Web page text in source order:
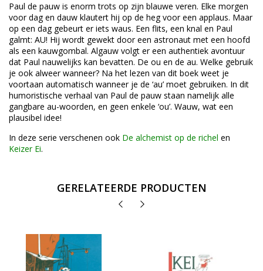
Paul de pauw is enorm trots op zijn blauwe veren. Elke morgen
voor dag en dauw klautert hij op de heg voor een applaus. Maar
op een dag gebeurt er iets waus. Een flits, een knal en Paul
galmt: AU! Hij wordt gewekt door een astronaut met een hoofd
als een kauwgombal. Algauw volgt er een authentiek avontuur
dat Paul nauwelijks kan bevatten. De ou en de au. Welke gebruik
je ook alweer wanneer? Na het lezen van dit boek weet je
voortaan automatisch wanneer je de ‘au’ moet gebruiken. In dit
humoristische verhaal van Paul de pauw staan namelijk alle
gangbare au-woorden, en geen enkele ‘ou’. Wauw, wat een
plausibel idee!
In deze serie verschenen ook De alchemist op de richel en
Keizer Ei.
GERELATEERDE PRODUCTEN